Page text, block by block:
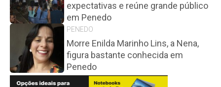
expectativas e reúne grande público
em Penedo
PENEDO
Morre Enilda Marinho Lins, a Nena,
figura bastante conhecida em
Penedo